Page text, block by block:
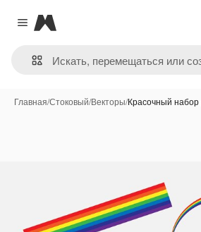
Close menu
Magnific
Главная/Стоковый/Векторы/Красочный